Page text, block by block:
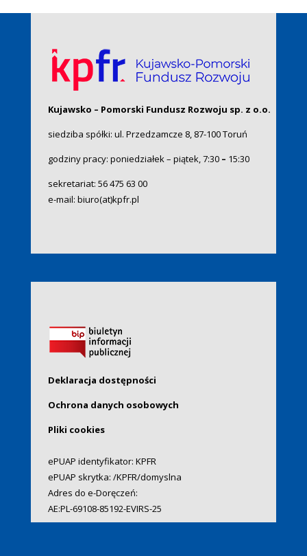
Kujawsko – Pomorski Fundusz Rozwoju sp. z o.o.
siedziba spółki: ul. Przedzamcze 8, 87-100 Toruń
godziny pracy: poniedziałek – piątek, 7:30– 15:30
sekretariat: 56 475 63 00
e-mail: biuro(at)kpfr.pl
Deklaracja dostępności
Ochrona danych osobowych
Pliki cookies
ePUAP identyfikator: KPFR
ePUAP skrytka: /KPFR/domyslna
Adres do e-Doręczeń:
AE:PL-69108-85192-EVIRS-25